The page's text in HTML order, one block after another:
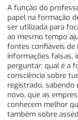
A função do
papel na formação
ser utilizada para
ao mesmo tempo
fontes confiáveis
informações falsas,
perguntar: qual é a
consciência sobre
registrado, sabendo
novo, que as
conhecem melhor
também sobre